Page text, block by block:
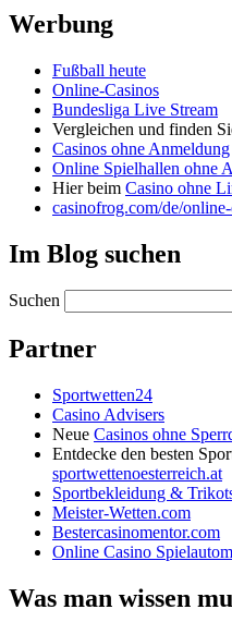
Werbung
Fußball heute
Online-Casinos
Bundesliga Live Stream
Vergleichen und finden
Casinos ohne Anmeldung
Online Spielhallen ohne
Hier beim Casino ohne
casinofrog.com/de/
Im Blog suchen
Suchen
Partner
Sportwetten24
Casino Advisers
Neue Casinos ohne
Entdecke den besten
sportwettenoesterreich.at
Sportbekleidung &
Meister-Wetten.com
Bestercasinomentor.com
Online Casino
Was man wissen